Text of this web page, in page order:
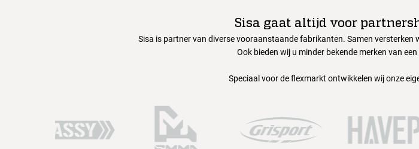
Sisa gaat altijd voor
Sisa is partner van diverse vooraanstaande fabrikanten. Samen
Ook bieden wij u minder bekende merken van
Speciaal voor de flexmarkt ontwikkelen wij onze